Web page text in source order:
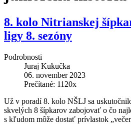
8. kolo Nitrianskej
ligy 8. sezóny
Podrobnosti
Juraj Kukučka
06. november 2023
Prečítané: 1120x
Už v poradí 8. kolo NŠLJ sa
skvelých 8 šípkarov zabojovať o čo
s kľudom môže dostať prívlastok